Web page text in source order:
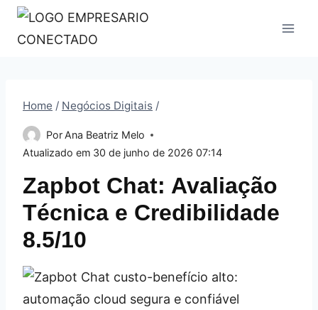
Pular
para
Home / Negócios Digitais /
Por Ana Beatriz Melo
Atualizado em 30 de junho de 2026 07:14
Zapbot Chat: Avaliação
Técnica e Credibilidade
8.5/10